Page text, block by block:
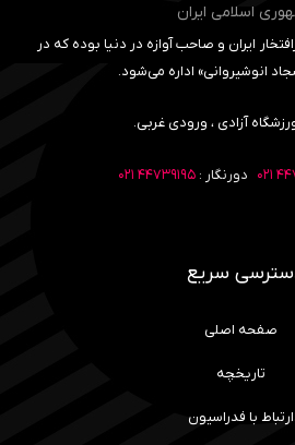
اسلامی ایران
ایران و صاحب آوازه در دنیا بوده که در
انوشیروانی» اداره می‌شود.
آزادی ، ورودی غربی.
۰۲۱ دورنگار :۴۴۷۳۹۱۹۵ ۰۲۱
سریع
صفحه اصلی
تاریخچه
ارتباط با فدراسیون